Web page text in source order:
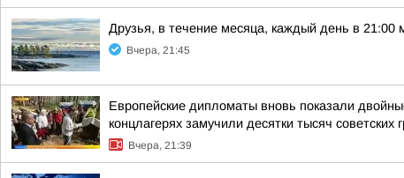
Друзья, в течение месяца, каждый день в
Вчера, 21:45
Европейские дипломаты вновь показали
концлагерях замучили десятки тысяч советских
Вчера, 21:39